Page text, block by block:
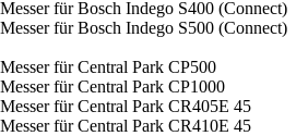
für Bosch Indego S400 (Connect)
für Bosch Indego S500 (Connect)
für Central Park CP500
für Central Park CP1000
für Central Park CR405E 45
für Central Park CR410E 45